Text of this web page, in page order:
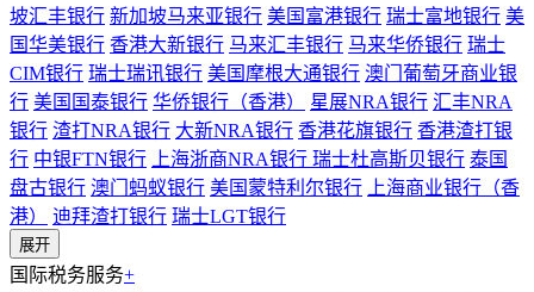
坡汇丰银行 新加坡马来亚银行 美国富港银行 瑞士富地银行 美
国华美银行 香港大新银行 马来汇丰银行 马来华侨银行 瑞士
CIM银行 瑞士瑞讯银行 美国摩根大通银行 澳门葡萄牙商业银
行 美国国泰银行 华侨银行（香港） 星展NRA银行 汇丰NRA
银行 渣打NRA银行 大新NRA银行 香港花旗银行 香港渣打银
行 中银FTN银行 上海浙商NRA银行 瑞士杜高斯贝银行 泰国
盘古银行 澳门蚂蚁银行 美国蒙特利尔银行
上海商业银行（香
港）
迪拜渣打银行 瑞士LGT银行
展开
国际税务服务+